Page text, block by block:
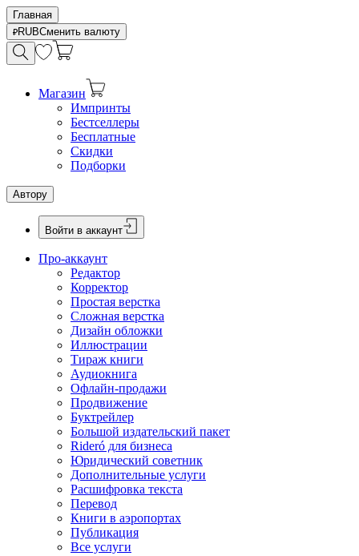
Главная
RUBСменить валюту
Магазин
Импринты
Бестселлеры
Бесплатные
Скидки
Подборки
Автору
Войти в аккаунт
Про-аккаунт
Редактор
Корректор
Простая верстка
Сложная верстка
Дизайн обложки
Иллюстрации
Тираж книги
Аудиокнига
Офлайн-продажи
Продвижение
Буктрейлер
Большой издательский пакет
Rideró для бизнеса
Юридический советник
Дополнительные услуги
Расшифровка текста
Перевод
Книги в аэропортах
Публикация
Все услуги